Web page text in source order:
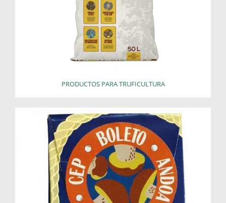
PRODUCTOS PARA TRUFICULTURA